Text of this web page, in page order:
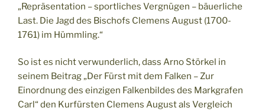
„Repräsentation – sportliches Vergnügen – bäuerliche
Last. Die Jagd des Bischofs Clemens August (1700-
1761) im Hümmling.“
So ist es nicht verwunderlich, dass Arno Störkel in
seinem Beitrag „Der Fürst mit dem Falken – Zur
Einordnung des einzigen Falkenbildes des Markgrafen
Carl“ den Kurfürsten Clemens August als Vergleich